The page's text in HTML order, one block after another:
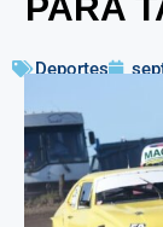
Deportes